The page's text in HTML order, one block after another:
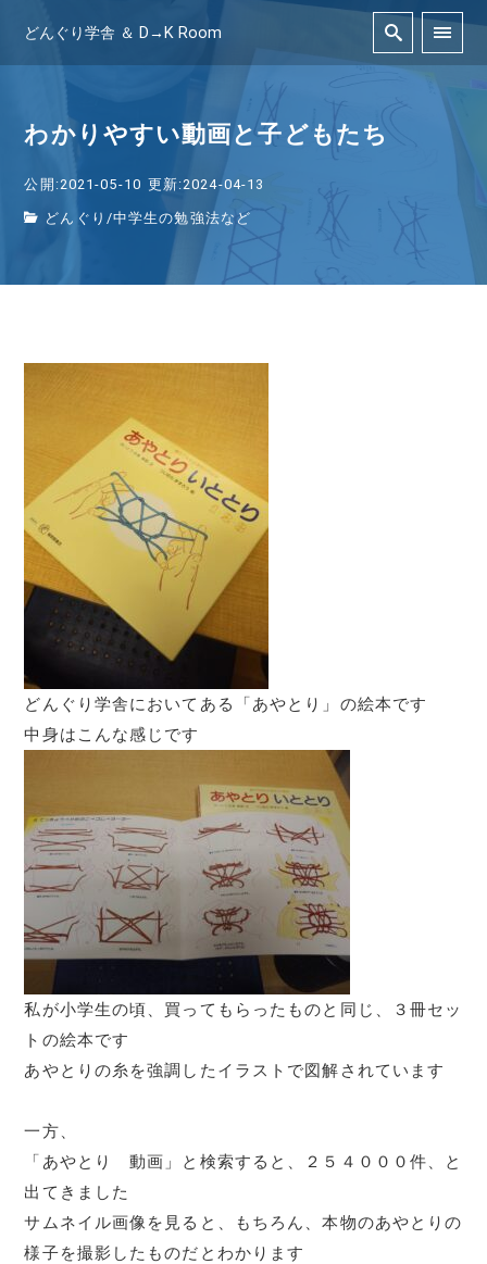
どんぐり学舎 ＆ D→K Room
わかりやすい動画と子どもたち
公開:2021-05-10 更新:2024-04-13
どんぐり /中学生の勉強法など
どんぐり学舎においてある「あやとり」の絵本です
中身はこんな感じです
私が小学生の頃、買ってもらったものと同じ、３冊セッ
トの絵本です
あやとりの糸を強調したイラストで図解されています
一方、
「あやとり 動画」と検索すると、２５４０００件、と
出てきました
サムネイル画像を見ると、もちろん、本物のあやとりの
様子を撮影したものだとわかります